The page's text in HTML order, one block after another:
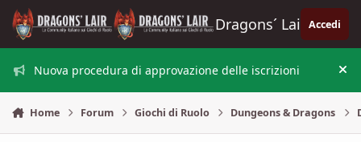
Vai al contenuto
Dragons´ Lair Accedi
Nuova procedura di approvazione delle iscrizioni
Home Forum Giochi di Ruolo Dungeons & Dragons